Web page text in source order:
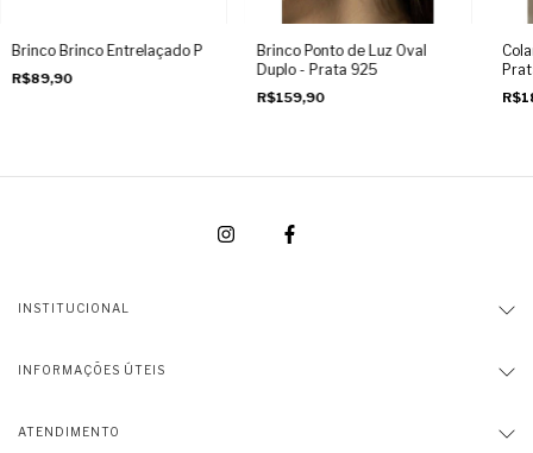
Brinco Brinco Entrelaçado P
R$89,90
Brinco Ponto de Luz Oval
Duplo - Prata 925
R$159,90
INSTITUCIONAL
INFORMAÇÕES ÚTEIS
ATENDIMENTO